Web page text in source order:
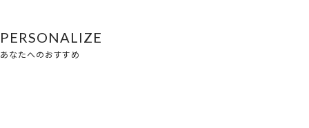
PERSONALIZE
あなたへのおすすめ